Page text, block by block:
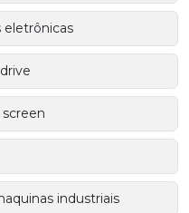
eletrônicas
industriais